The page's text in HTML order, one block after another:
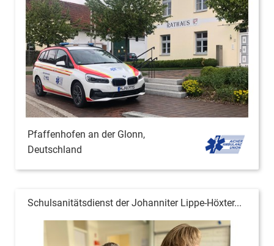
Pfaffenhofen an der Glonn,
Deutschland
Schulsanitätsdienst der Johanniter Lippe-Höxter...